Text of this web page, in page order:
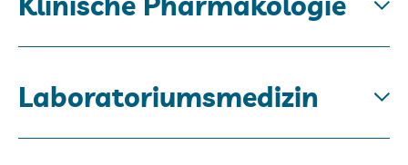
Laboratoriumsmedizin